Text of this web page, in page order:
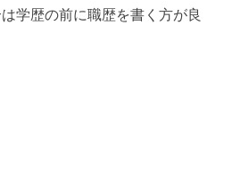
学歴の前に職歴を書く方が良